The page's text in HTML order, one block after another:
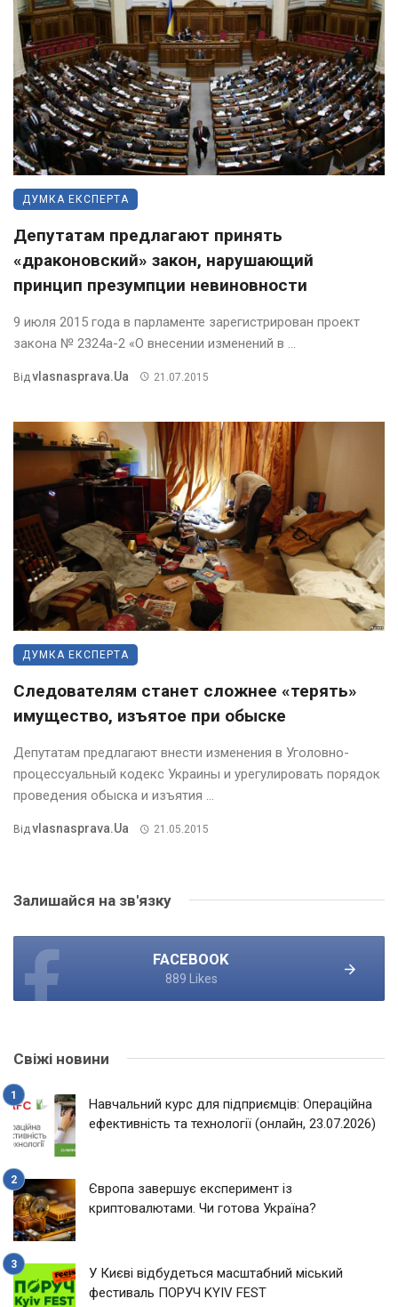
ДУМКА ЕКСПЕРТА
Депутатам предлагают принять
«драконовский» закон, нарушающий
принцип презумпции невиновности
9 июля 2015 года в парламенте зарегистрирован проект
закона № 2324а-2 «О внесении изменений в ...
Від Vlasnasprava.ua 21.07.2015
ДУМКА ЕКСПЕРТА
Следователям станет сложнее «терять»
имущество, изъятое при обыске
Депутатам предлагают внести изменения в Уголовно-
процессуальный кодекс Украины и урегулировать порядок
проведения обыска и изъятия ...
Від Vlasnasprava.ua 21.05.2015
Залишайся на зв'язку
FACEBOOK
889 Likes
Свіжі новини
Навчальний курс для підприємців: Операційна
ефективність та технології (онлайн, 23.07.2026)
Європа завершує експеримент із
криптовалютами. Чи готова Україна?
У Києві відбудеться масштабний міський
фестиваль ПОРУЧ KYIV FEST